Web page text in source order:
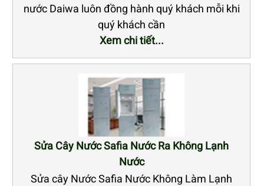
nước Daiwa luôn đồng hành quý khách mỗi khi
quý khách cần
Xem chi tiết...
Sửa Cây Nước Safia Nước Ra Không Lạnh
Nước
Sửa cây Nước Safia Nước Không Làm Lạnh